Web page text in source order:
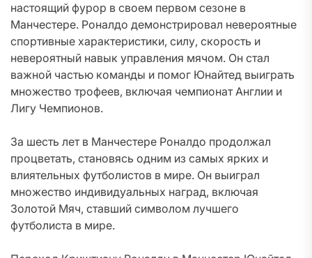
настоящий фурор в своем первом сезоне в
Манчестере. Роналдо демонстрировал невероятные
спортивные характеристики, силу, скорость и
невероятный навык управления мячом. Он стал
важной частью команды и помог Юнайтед выиграть
множество трофеев, включая чемпионат Англии и
Лигу Чемпионов.
За шесть лет в Манчестере Роналдо продолжал
процветать, становясь одним из самых ярких и
влиятельных футболистов в мире. Он выиграл
множество индивидуальных наград, включая
Золотой Мяч, ставший символом лучшего
футболиста в мире.